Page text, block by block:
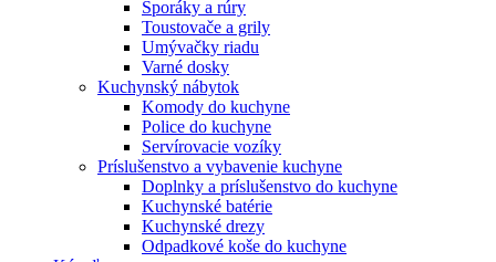
Sporáky a rúry
Toustovače a grily
Umývačky riadu
Varné dosky
Kuchynský nábytok
Komody do kuchyne
Police do kuchyne
Servírovacie vozíky
Príslušenstvo a vybavenie kuchyne
Doplnky a príslušenstvo do kuchyne
Kuchynské batérie
Kuchynské drezy
Odpadkové koše do kuchyne